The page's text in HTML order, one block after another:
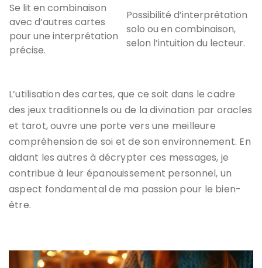
Se lit en combinaison
avec d’autres cartes
pour une interprétation
précise.
Possibilité d’interprétation
solo ou en combinaison,
selon l’intuition du lecteur.
L’utilisation des cartes, que ce soit dans le cadre
des jeux traditionnels ou de la divination par oracles
et tarot, ouvre une porte vers une meilleure
compréhension de soi et de son environnement. En
aidant les autres à décrypter ces messages, je
contribue à leur épanouissement personnel, un
aspect fondamental de ma passion pour le bien-
être.